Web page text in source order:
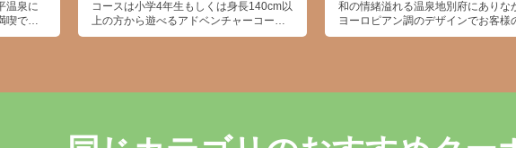
温泉に
喫でき
ており
コースは小学4年生もしくは身長140cm以
上の方から遊べるアドベンチャーコース
なので、大人もドキドキの樹上アドベン
ド！ 他にも樹上からネットに飛び移るタ
でお友達同士、家族同士、恋人同士で身
和の情緒溢れる温泉地別府にありな
ヨーロピアン調のデザインでお客様
別なひとときを演出します。